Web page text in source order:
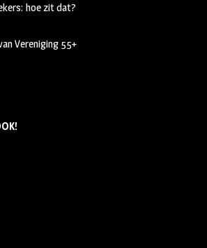
hoe zit dat?
Vereniging 55+